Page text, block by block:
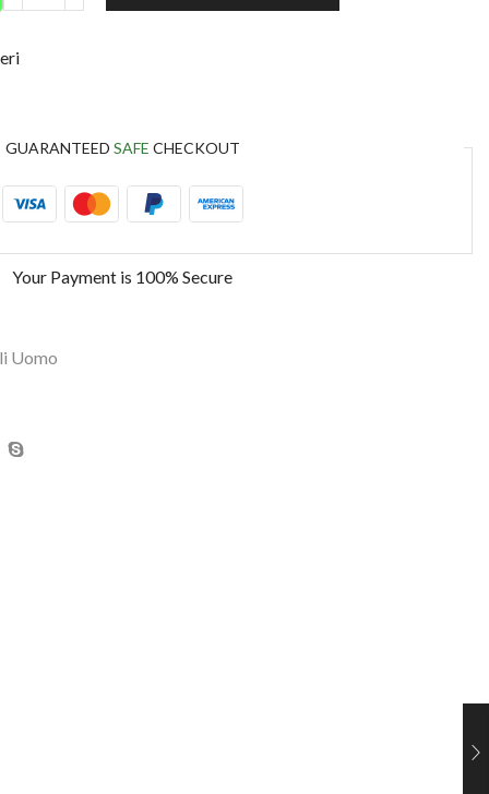
GUARANTEED SAFE CHECKOUT
Your Payment is 100% Secure
Uomo